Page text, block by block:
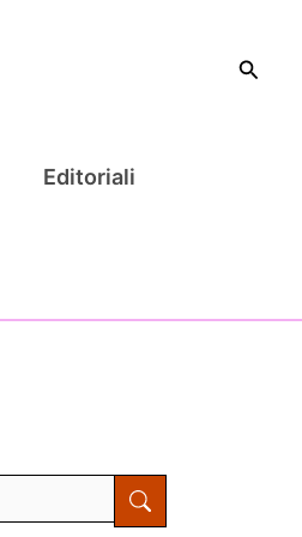
Cerca
Editoriali